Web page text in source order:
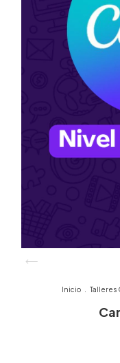
Inicio Talleres